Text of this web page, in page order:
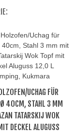
UCHAG FÜR
Ø 40CM, STAHL 3 MM
TATARSKIJ WOK
DECKEL ALUGUSS